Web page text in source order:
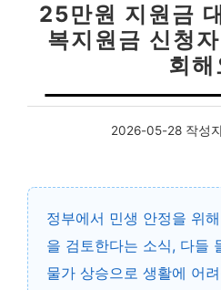
25만원 지원금
복지원금 신청
회해
2026-05-28 작성
정부에서 민생 안정을 위
을 검토한다는 소식, 다들
물가 상승으로 생활에 어